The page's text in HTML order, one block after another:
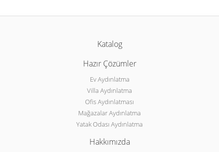
Katalog
Hazır Çözümler
Ev Aydınlatma
Villa Aydınlatma
Ofis Aydınlatması
Mağazalar Aydınlatma
Yatak Odası Aydınlatma
Hakkımızda